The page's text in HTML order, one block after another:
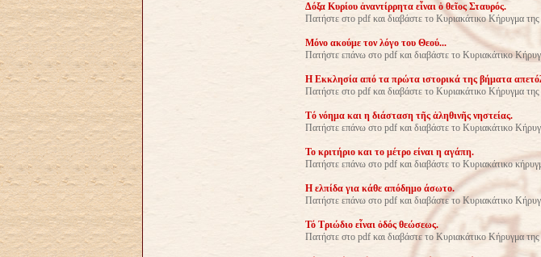
Δόξα Κυρίου ἀναντίρρητα εἶναι ὁ θεῖος Σταυρός.
Πατήστε στο pdf και διαβάστε το Κυριακάτικο Κήρυγμα
Μόνο ακούμε τον λόγο του Θεού...
Πατήστε επάνω στο pdf και διαβάστε το Κυριακάτικο
H Εκκλησία από τα πρώτα ιστορικά της βήματα
Πατήστε στο pdf και διαβάστε το Κυριακάτικο Κήρυγμα
Tό νόημα και η διάσταση τῆς ἀληθινῆς νηστείας.
Πατήστε επάνω στο pdf και διαβάστε το Κυριακάτικο
Το κριτήριο και το μέτρο είναι η αγάπη.
Πατήστε επάνω στο pdf και διαβάστε το Κυριακάτικο
Η ελπίδα για κάθε απόδημο άσωτο.
Πατήστε επάνω στο pdf και διαβάστε το Κυριακάτικο
Τό Τριώδιο εἶναι ὁδός θεώσεως.
Πατήστε στο pdf και διαβάστε το Κυριακάτικο Κήρυγμα